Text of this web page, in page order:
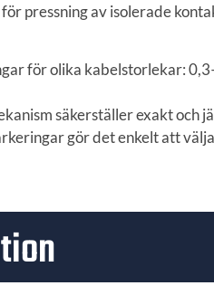
pressning av isolerade
för olika kabelstorlekar:
säkerställer exakt och
gör det enkelt att